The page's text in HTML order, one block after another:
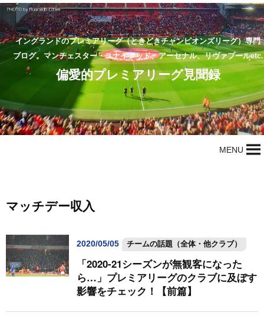
イングランドのプレミアリーグ（ときどきチャンピオンズリーグ）専門
ブログ。マンチェスター・ユナイテッド、アーセナル、リヴァプールetc.
偏愛的プレミアリーグ見聞録
MENU
マッチデー収入
2020/05/05 チームの話題（全体・他クラブ）
「2020‐21シーズンが無観客になった
ら…」プレミアリーグのクラブに及ぼす
影響をチェック！【前篇】